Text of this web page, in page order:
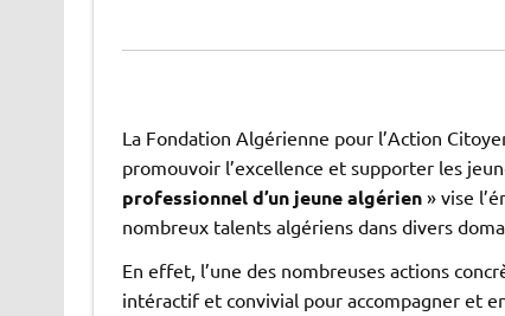
La Fondation Algérienne pour l’Action
promouvoir l’excellence et supporter les
professionnel d’un jeune algérien» vise
nombreux talents algériens dans divers
En effet, l’une des nombreuses actions
intéractif et convivial pour accompagner et